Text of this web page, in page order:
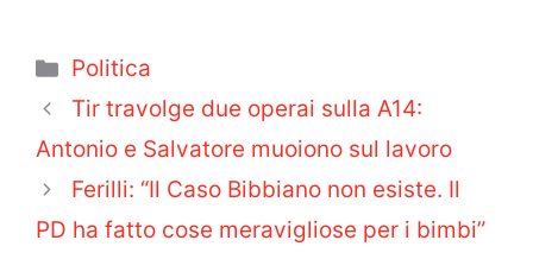
Categorie
Politica
Tir travolge due operai sulla A14:
Antonio e Salvatore muoiono sul lavoro
Ferilli: “Il Caso Bibbiano non esiste. Il
PD ha fatto cose meravigliose per i bimbi”